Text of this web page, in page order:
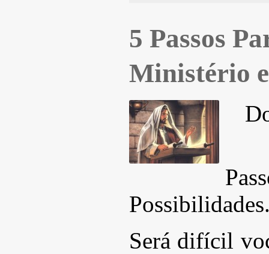
5 Passos
Ministério
Será difícil